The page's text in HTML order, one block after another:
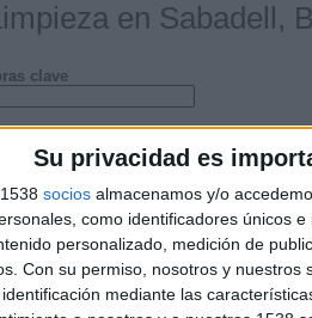
Su privacidad es
socios almacenamos y/o
como identificadores únicos
personalizado, medición de
Con su permiso, nosotros y nuestros
mediante las
en Sabadell,
clave
de Hogar. Soy Técnico en